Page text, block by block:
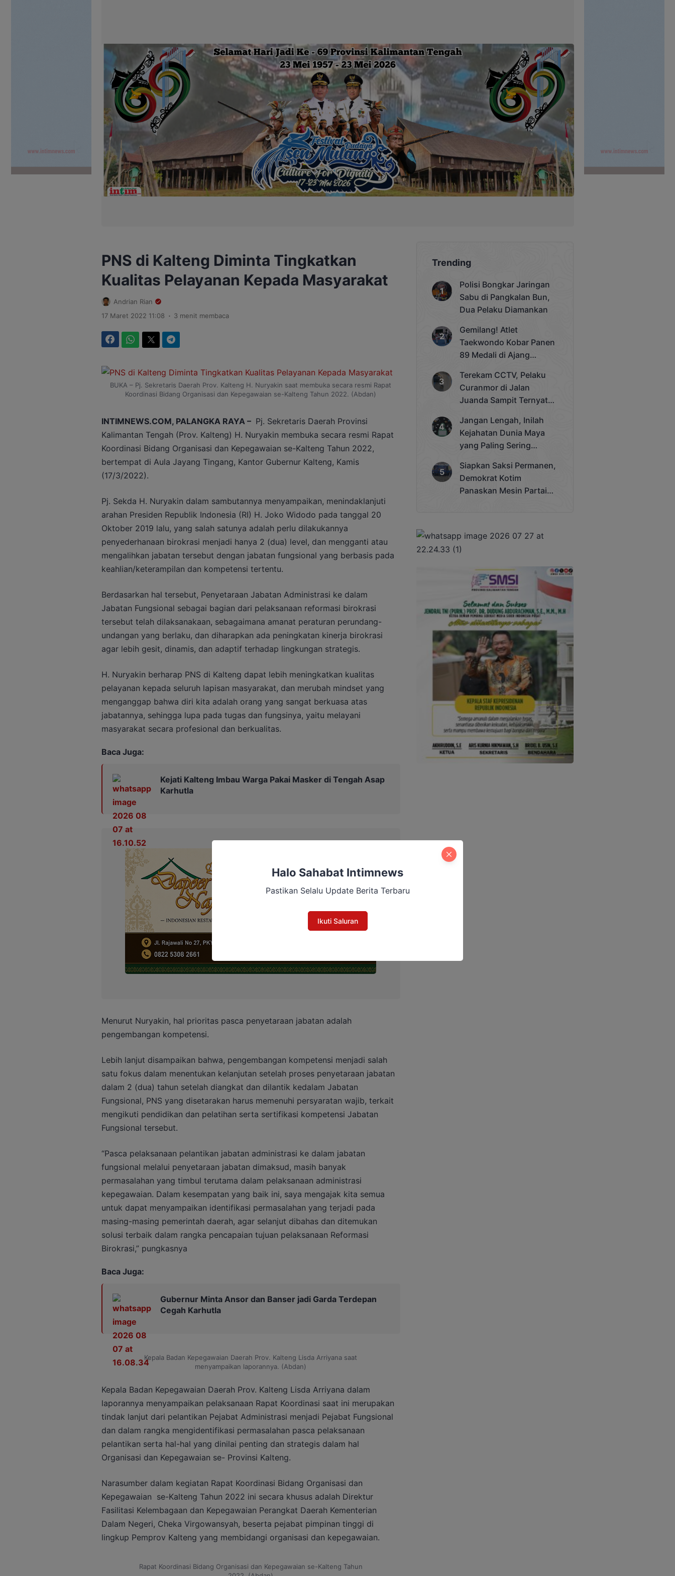
PNS di Kalteng Diminta Tingkatkan
Kualitas Pelayanan Kepada Masyarakat
Andrian Rian
17 Maret 2022 11:08 . 3 menit membaca
BUKA – Pj. Sekretaris Daerah Prov. Kalteng H. Nuryakin saat membuka secara resmi Rapat
Koordinasi Bidang Organisasi dan Kepegawaian se-Kalteng Tahun 2022. (Abdan)
INTIMNEWS.COM, PALANGKA RAYA – Pj. Sekretaris Daerah Provinsi
Kalimantan Tengah (Prov. Kalteng) H. Nuryakin membuka secara resmi Rapat
Koordinasi Bidang Organisasi dan Kepegawaian se-Kalteng Tahun 2022,
bertempat di Aula Jayang Tingang, Kantor Gubernur Kalteng, Kamis
(17/3/2022).
Pj. Sekda H. Nuryakin dalam sambutannya menyampaikan, menindaklanjuti
arahan Presiden Republik Indonesia (RI) H. Joko Widodo pada tanggal 20
Oktober 2019 lalu, yang salah satunya adalah perlu dilakukannya
penyederhanaan birokrasi menjadi hanya 2 (dua) level, dan mengganti atau
mengalihkan jabatan tersebut dengan jabatan fungsional yang berbasis pada
keahlian/keterampilan dan kompetensi tertentu.
Berdasarkan hal tersebut, Penyetaraan Jabatan Administrasi ke dalam
Jabatan Fungsional sebagai bagian dari pelaksanaan reformasi birokrasi
tersebut telah dilaksanakaan, sebagaimana amanat peraturan perundang-
undangan yang berlaku, dan diharapkan ada peningkatan kinerja birokrasi
agar lebih gesit, dinamis, dan adaptif terhadap lingkungan strategis.
H. Nuryakin berharap PNS di Kalteng dapat lebih meningkatkan kualitas
pelayanan kepada seluruh lapisan masyarakat, dan merubah mindset yang
menganggap bahwa diri kita adalah orang yang sangat berkuasa atas
jabatannya, sehingga lupa pada tugas dan fungsinya, yaitu melayani
masyarakat secara profesional dan berkualitas.
Baca Juga:
Kejati Kalteng Imbau Warga Pakai Masker di Tengah Asap
Karhutla
Menurut Nuryakin, hal prioritas pasca penyetaraan jabatan adalah
pengembangan kompetensi.
Lebih lanjut disampaikan bahwa, pengembangan kompetensi menjadi salah
satu fokus dalam menentukan kelanjutan setelah proses penyetaraan jabatan
dalam 2 (dua) tahun setelah diangkat dan dilantik kedalam Jabatan
Fungsional, PNS yang disetarakan harus memenuhi persyaratan wajib, terkait
mengikuti pendidikan dan pelatihan serta sertifikasi kompetensi Jabatan
Fungsional tersebut.
“Pasca pelaksanaan pelantikan jabatan administrasi ke dalam jabatan
fungsional melalui penyetaraan jabatan dimaksud, masih banyak
permasalahan yang timbul terutama dalam pelaksanaan administrasi
kepegawaian. Dalam kesempatan yang baik ini, saya mengajak kita semua
untuk dapat menyampaikan identifikasi permasalahan yang terjadi pada
masing-masing pemerintah daerah, agar selanjut dibahas dan ditemukan
solusi terbaik dalam rangka pencapaian tujuan pelaksanaan Reformasi
Birokrasi,” pungkasnya
Baca Juga:
Gubernur Minta Ansor dan Banser jadi Garda Terdepan
Cegah Karhutla
Kepala Badan Kepegawaian Daerah Prov. Kalteng Lisda Arriyana saat
menyampaikan laporannya. (Abdan)
Kepala Badan Kepegawaian Daerah Prov. Kalteng Lisda Arriyana dalam
laporannya menyampaikan pelaksanaan Rapat Koordinasi saat ini merupakan
tindak lanjut dari pelantikan Pejabat Administrasi menjadi Pejabat Fungsional
dan dalam rangka mengidentifikasi permasalahan pasca pelaksanaan
pelantikan serta hal-hal yang dinilai penting dan strategis dalam hal
Organisasi dan Kepegawaian se- Provinsi Kalteng.
Narasumber dalam kegiatan Rapat Koordinasi Bidang Organisasi dan
Kepegawaian se-Kalteng Tahun 2022 ini secara khusus adalah Direktur
Fasilitasi Kelembagaan dan Kepegawaian Perangkat Daerah Kementerian
Dalam Negeri, Cheka Virgowansyah, beserta pejabat pimpinan tinggi di
lingkup Pemprov Kalteng yang membidangi organisasi dan kepegawaian.
Rapat Koordinasi Bidang Organisasi dan Kepegawaian se-Kalteng Tahun
Trending
Polisi Bongkar Jaringan
Sabu di Pangkalan Bun,
Dua Pelaku Diamankan
Gemilang! Atlet
Taekwondo Kobar Panen
89 Medali di Ajang
Cup 2025
Terekam CCTV, Pelaku
Curanmor di Jalan
Juanda Sampit Ternyata
Jangan Lengah, Inilah
Kejahatan Dunia Maya
yang Paling Sering
Siapkan Saksi Permanen,
Demokrat Kotim
Panaskan Mesin Partai
Halo Sahabat Intimnews
Pastikan Selalu Update Berita Terbaru
Ikuti Saluran